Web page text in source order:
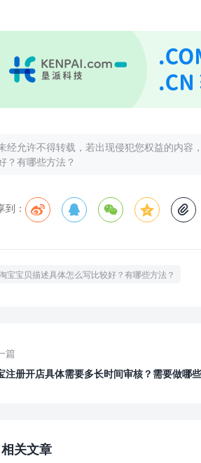
经允许不得转载，若出现侵犯您权益的内容
？有哪些方法？
到：     
宝宝贝描述具体怎么写比较好？有哪些方法？
篇
注册开店具体需要多长时间审核？需要做哪
相关文章